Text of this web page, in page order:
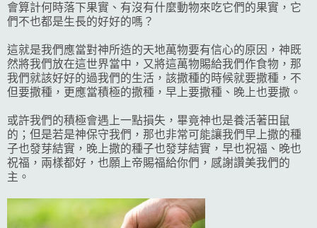
會算計何時落下果實、有沒有什麼動物來吃它們的果實，它
們不也都是生長的好好的嗎？
這就是我們應當對神所造的天地萬物要有信心的原因，神既
然將我們放在這世界當中，又將這萬物賜給我們作食物，那
我們就該好好的過我們的生活，該撒種的時候就要撒種，不
但要撒種，更應當積極的撒種，早上要撒種、晚上也要撒。
或許我們的積極會遇上一點損失，畢竟神也是養活著田鼠
的；但是若是神保守我們，那也非常可能讓我們早上撒的種
子也發芽結實，晚上撒的種子也發芽結實，早也祝福、晚也
祝福，兩樣都好，也願上帝賜福給你們，感謝讚美我們的
主。